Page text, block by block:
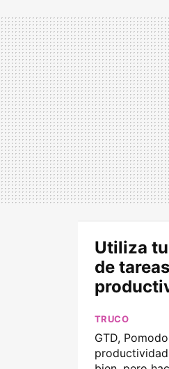
Utiliza
de
TRUCO
GTD,